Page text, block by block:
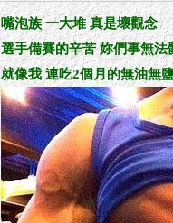
嘴泡族 一大堆 真是壞觀念
選手備賽的辛苦 妳們事無
就像我 連吃2個月的無油無